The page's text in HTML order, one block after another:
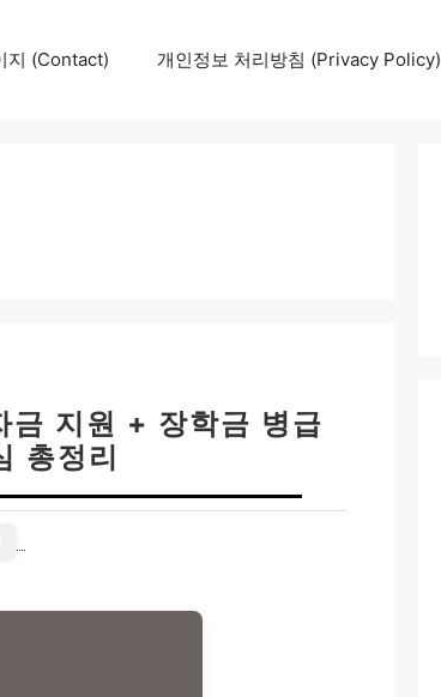
지 (Contact) 개인정보 처리방침 (Privacy Policy)
지원 + 장학금 병급
총정리